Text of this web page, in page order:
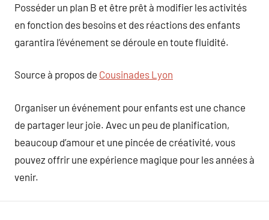
Posséder un plan B et être prêt à modifier les activités
en fonction des besoins et des réactions des enfants
garantira l’événement se déroule en toute fluidité.
Source à propos de Cousinades Lyon
Organiser un événement pour enfants est une chance
de partager leur joie. Avec un peu de planification,
beaucoup d’amour et une pincée de créativité, vous
pouvez offrir une expérience magique pour les années à
venir.